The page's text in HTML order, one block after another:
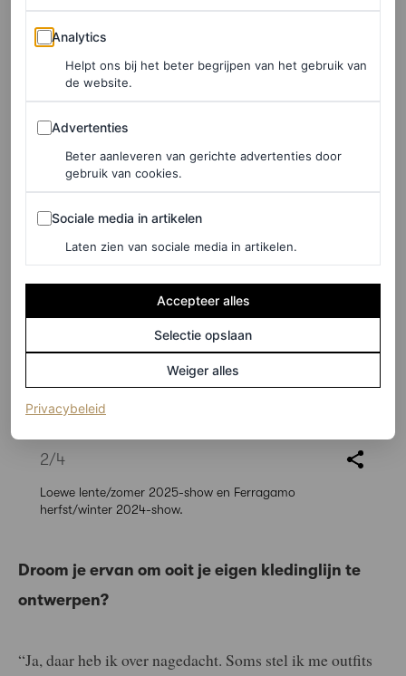
mensen praat. Alles hangt samen. Dus het voelt niet
moeilijk, het gaat vanzelf.”
De tekst gaat verder onder de afbeeldingen.
2/4
Loewe lente/zomer 2025-show en Ferragamo
herfst/winter 2024-show.
Droom je ervan om ooit je eigen kledinglijn te
ontwerpen?
“Ja, daar heb ik over nagedacht. Soms stel ik me outfits
Analytics
Analytics
Helpt ons bij het beter begrijpen van het gebruik van
de website.
Advertenties
Advertenties
Beter aanleveren van gerichte advertenties door
gebruik van cookies.
Sociale media in artikelen
Sociale media in artikelen
Laten zien van sociale media in artikelen.
Accepteer alles
Selectie opslaan
Weiger alles
Privacybeleid